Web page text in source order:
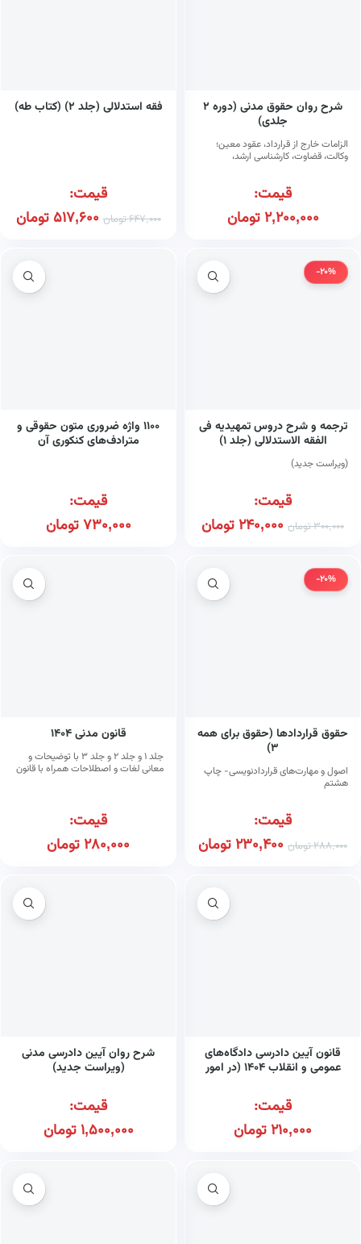
شرح روان حقوق مدنی (دوره ۲
جلدی)
الزامات خارج از قرارداد، عقود معین؛
وکالت، قضاوت، کارشناسی ارشد،
قیمت:
2,200,000تومان
فقه استدلالی (جلد ۲) (کتاب طه)
قیمت:
647,000تومان 517,600 تومان
-20%
ترجمه و شرح دروس تمهیدیه فی
الفقه الاستدلالی (جلد ۱)
(ویراست جدید)
قیمت:
300,000تومان 240,000تومان
۱۱۰۰ واژه ضروری متون حقوقی و
مترادف‌های کنکوری آن
قیمت:
730,000تومان
-20%
حقوق قراردادها (حقوق برای همه
۳)
اصول و مهارت‌های قراردادنویسی- چاپ
هشتم
قیمت:
288,000تومان 230,400تومان
قانون مدنی ۱۴۰۴
جلد ۱ و جلد ۲ و جلد ۳ با توضیحات و
معانی لغات و اصطلاحات همراه با قانون
قیمت:
280,000تومان
قانون آیین دادرسی دادگاه‌های
عمومی و انقلاب ۱۴۰۴ (در امور
قیمت:
210,000تومان
شرح روان آیین دادرسی مدنی
(ویراست جدید)
قیمت:
1,500,000تومان